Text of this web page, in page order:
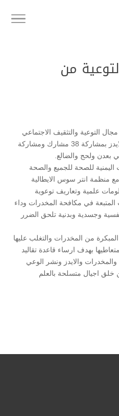
من
التوعية والتثقيف الاجتماعي
والصحي من المخدرات و مرض الايدز بمشاركة 38 مشارك ومشاركة
بعدن ولحج والضالع.
للصحة للجميع والصحة
مع منظمة انتر سوس الايطالية
علمية وتعاريف توعوية
المتبعة في مكافحة المخدرات وداء
وجسدية وبدنية تلحق الضرر
من المخدرات والتغلب عليها
بهدف ارساء قاعدة تقاليد
والايدز ونشر الوعي
خلق اجيال متسلحة بالعلم